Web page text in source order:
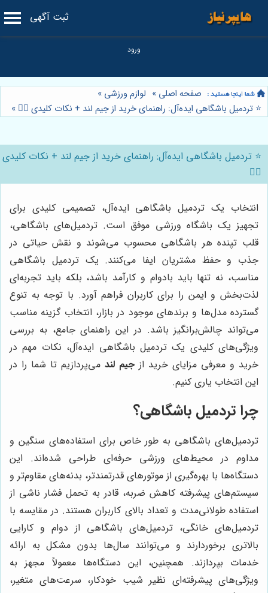
ثبت آگهی
صفحه اصلی » لوازم ورزشی »
⭐️ تردمیل باشگاهی ایده‌آل: راهنمای خرید از جیم لند + نکات کلیدی 🏃‍♂️ »
⭐️ تردمیل باشگاهی ایده‌آل: راهنمای خرید از جیم لند + نکات کلیدی
🏃‍♂️
انتخاب یک تردمیل باشگاهی ایده‌آل، تصمیمی کلیدی برای
تجهیز یک باشگاه ورزشی موفق است. تردمیل‌های باشگاهی،
قلب تپنده هر باشگاهی محسوب می‌شوند و نقش حیاتی در
جذب و حفظ مشتریان ایفا می‌کنند. یک تردمیل باشگاهی
مناسب، نه تنها باید بادوام و کارآمد باشد، بلکه باید تجربه‌ای
لذت‌بخش و ایمن را برای کاربران فراهم آورد. با توجه به تنوع
گسترده مدل‌ها و برندهای موجود در بازار، انتخاب گزینه مناسب
می‌تواند چالش‌برانگیز باشد. در این راهنمای جامع، به بررسی
ویژگی‌های کلیدی یک تردمیل باشگاهی ایده‌آل، نکات مهم در
خرید و معرفی مزایای خرید از جیم لند می‌پردازیم تا شما را در
این انتخاب یاری کنیم.
چرا تردمیل باشگاهی؟
تردمیل‌های باشگاهی به طور خاص برای استفاده‌های سنگین و
مداوم در محیط‌های ورزشی حرفه‌ای طراحی شده‌اند. این
دستگاه‌ها با بهره‌گیری از موتورهای قدرتمندتر، بدنه‌های مقاوم‌تر و
سیستم‌های پیشرفته کاهش ضربه، قادر به تحمل فشار ناشی از
استفاده طولانی‌مدت و تعداد بالای کاربران هستند. در مقایسه با
تردمیل‌های خانگی، تردمیل‌های باشگاهی از دوام و کارایی
بالاتری برخوردارند و می‌توانند سال‌ها بدون مشکل به ارائه
خدمات بپردازند. همچنین، این دستگاه‌ها معمولاً مجهز به
ویژگی‌های پیشرفته‌ای نظیر شیب خودکار، سرعت‌های متغیر،